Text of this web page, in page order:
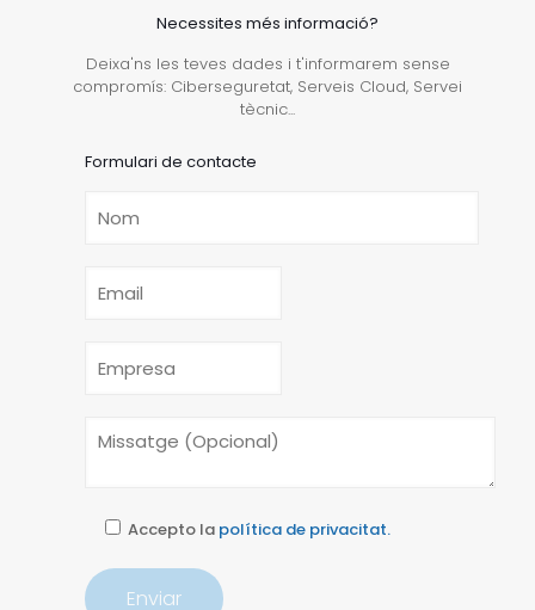
Necessites més informació?
Deixa'ns les teves dades i t'informarem sense
compromís: Ciberseguretat, Serveis Cloud, Servei
tècnic...
Formulari de contacte
Accepto la política de privacitat.